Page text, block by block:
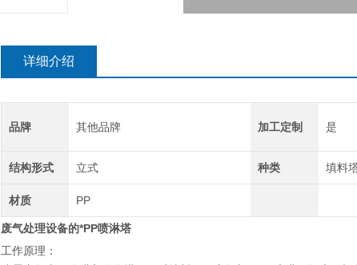
详细介绍
品牌 其他品牌 加工定制 是
结构形式 立式 种类 填料
材质 PP
废气处理设备的*PP喷淋塔
工作原理：